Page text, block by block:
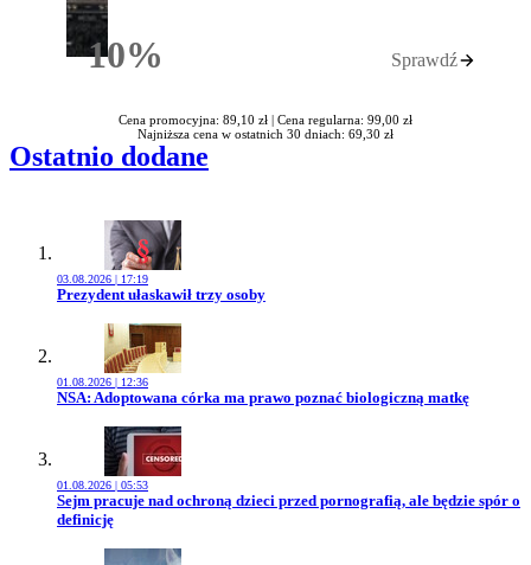
10%Rabatu Sprawdź
Cena promocyjna: 89,10 zł | Cena regularna: 99,00 zł
Najniższa cena w ostatnich 30 dniach: 69,30 zł
Ostatnio dodane
03.08.2026 | 17:19
Przejdź do artykułu:
Prezydent ułaskawił trzy osoby
01.08.2026 | 12:36
Przejdź do artykułu:
NSA: Adoptowana córka ma prawo poznać biologiczną matkę
01.08.2026 | 05:53
Przejdź do artykułu:
Sejm pracuje nad ochroną dzieci przed pornografią, ale będzie spór o
definicję